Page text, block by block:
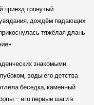
приезд тронутый
дождём падающих
тяжёлая длань
знакомыми
воды его детства
беседка, каменный
– его первые шаги в